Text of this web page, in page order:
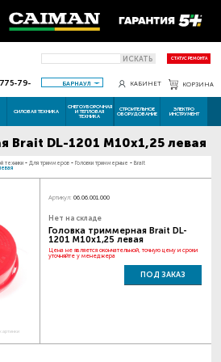
ИСКАТЬ СТАТУС РЕМОНТА
79-
БАРНАУЛ КАБИНЕТ КОРЗИНА
СИЛОВАЯ ТЕХНИКА
СНЕГОУБОРОЧНАЯ
И ТЕПЛОВАЯ
ТЕХНИКА
СТРОИТЕЛЬНОЕ
ОБОРУДОВАНИЕ
ЭЛЕКТРО
ИНСТРУМЕНТ
Brait DL-1201 М10х1,25 левая
техники - Для триммеров - Головки триммерные - Brait
Артикул: 06.06.001.000
Нет на складе
Головка триммерная Brait DL-
1201 М10х1,25 левая
Цена не является окончательной, точную цену и сроки
уточняйте у менеджера
ПОД ЗАКАЗ